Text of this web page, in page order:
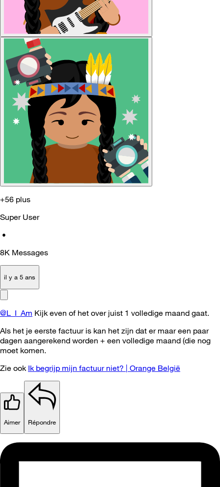
+56 plus
Super User
•
8K Messages
il y a 5 ans
@L_I_Am Kijk even of het over juist 1 volledige maand gaat.
Als het je eerste factuur is kan het zijn dat er maar een paar
dagen aangerekend worden + een volledige maand (die nog
moet komen.
Zie ook Ik begrijp mijn factuur niet? | Orange België
Aimer Répondre